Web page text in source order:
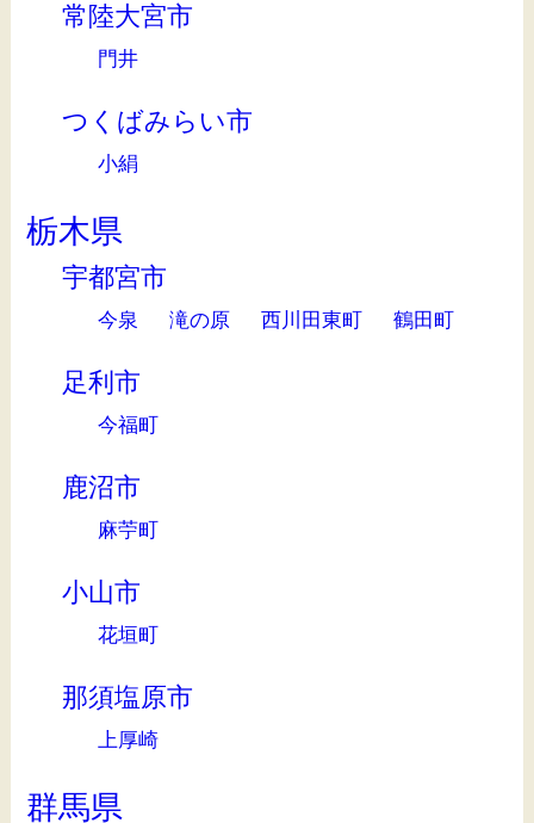
常陸大宮市
門井
つくばみらい市
小絹
栃木県
宇都宮市
今泉 滝の原 西川田東町 鶴田町
足利市
今福町
鹿沼市
麻苧町
小山市
花垣町
那須塩原市
上厚崎
群馬県